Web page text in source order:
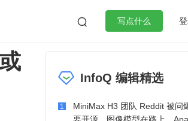
 写点什么
工作
微服务架构 flutter
InfoQ 编辑精选
1
MiniMax H3 团队 Reddit 被问